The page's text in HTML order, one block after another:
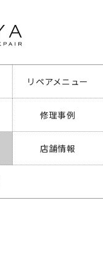
リペアメニュー
修理事例
店舗情報